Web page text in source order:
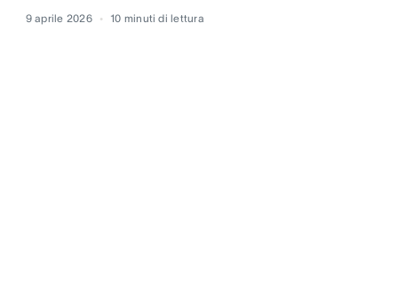
9 aprile 2026 10 minuti di lettura